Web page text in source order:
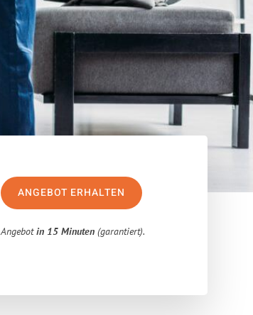
ANGEBOT ERHALTEN
Angebotin 15 Minuten (garantiert).